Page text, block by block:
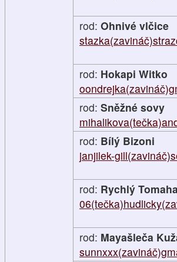
rod: Ohnivé vlčice
rod: Hokapi Witko
rod: Sněžné sovy
rod: Bílý Bizoni
janjilek-
rod: Rychlý
rod: Mayašleča